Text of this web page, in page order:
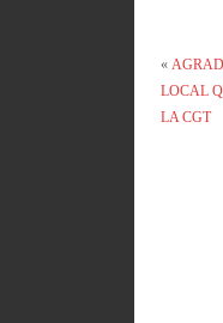
«
LOCAL
LA CGT